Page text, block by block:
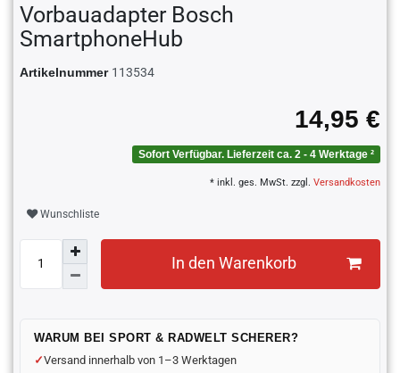
Vorbauadapter Bosch
SmartphoneHub
Artikelnummer 113534
14,95 €
Sofort Verfügbar. Lieferzeit ca. 2 - 4 Werktage ²
* inkl. ges. MwSt. zzgl. Versandkosten
Wunschliste
In den Warenkorb
WARUM BEI SPORT & RADWELT SCHERER?
Versand innerhalb von 1–3 Werktagen